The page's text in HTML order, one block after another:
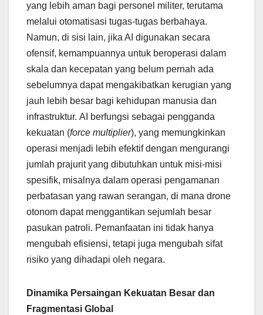
yang lebih aman bagi personel militer, terutama
melalui otomatisasi tugas-tugas berbahaya.
Namun, di sisi lain, jika AI digunakan secara
ofensif, kemampuannya untuk beroperasi dalam
skala dan kecepatan yang belum pernah ada
sebelumnya dapat mengakibatkan kerugian yang
jauh lebih besar bagi kehidupan manusia dan
infrastruktur. AI berfungsi sebagai pengganda
kekuatan (force multiplier), yang memungkinkan
operasi menjadi lebih efektif dengan mengurangi
jumlah prajurit yang dibutuhkan untuk misi-misi
spesifik, misalnya dalam operasi pengamanan
perbatasan yang rawan serangan, di mana drone
otonom dapat menggantikan sejumlah besar
pasukan patroli. Pemanfaatan ini tidak hanya
mengubah efisiensi, tetapi juga mengubah sifat
risiko yang dihadapi oleh negara.
Dinamika Persaingan Kekuatan Besar dan
Fragmentasi Global